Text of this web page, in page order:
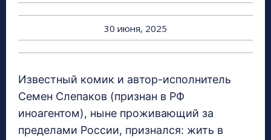
30 июня, 2025
Известный комик и автор-исполнитель
Семен Слепаков (признан в РФ
иноагентом), ныне проживающий за
пределами России, признался: жить в